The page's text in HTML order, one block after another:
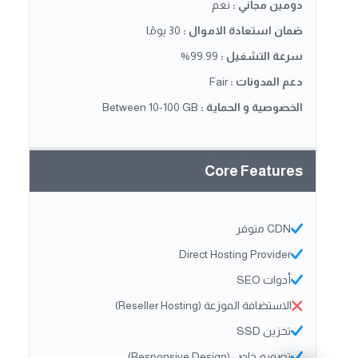
دومين مجاني : نعم
ضمان استعادة الاموال : 30 يومًا
سرعة التشغيل :
99.99%
دعم المدونات :
Fair
الخصوصية و الحماية :
Between 10-100 GB
Core Features
CDN متوفر
Direct Hosting Provider
أدوات SEO
الاستضافة الموزعة (Reseller Hosting)
تخزين SSD